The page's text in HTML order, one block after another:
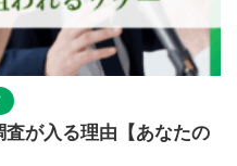
が入る理由【あなたの